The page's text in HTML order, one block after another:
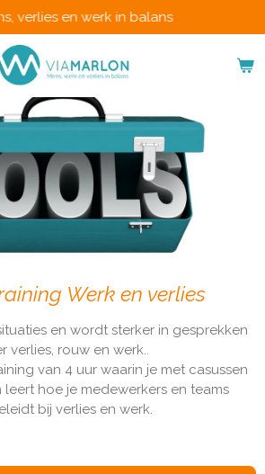
verlies en werk in balans
Werk en verlies
en wordt sterker in gesprekken
verlies, rouw en werk..
van 4 uur waarin je met casussen
hoe je medewerkers en teams
bij verlies en werk.